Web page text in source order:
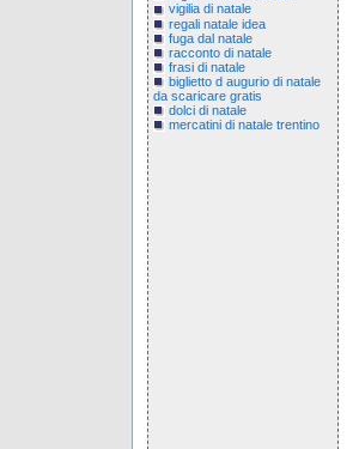
vigilia di natale
regali natale idea
fuga dal natale
racconto di natale
frasi di natale
biglietto d augurio di natale
da scaricare gratis
dolci di natale
mercatini di natale trentino